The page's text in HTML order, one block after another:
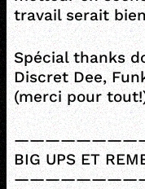
travail serait
Spécial thanks
Discret Dee,
(merci pour
BIG UPS ET